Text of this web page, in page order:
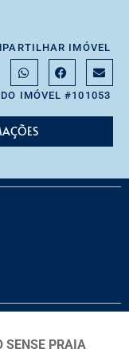
IMÓVEL
DO IMÓVEL #101053
SENSE PRAIA